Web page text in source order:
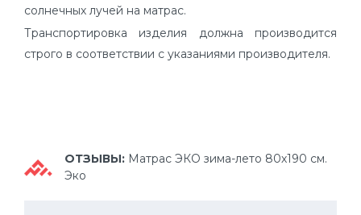
солнечных лучей на матрас.
Транспортировка изделия должна производится
строго в соответствии с указаниями производителя.
ОТЗЫВЫ: Матрас ЭКО зима-лето 80х190 см.
Эко